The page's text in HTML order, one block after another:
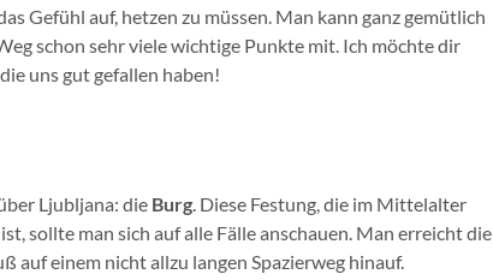
Gefühl auf, hetzen zu müssen. Man kann ganz gemütlich
schon sehr viele wichtige Punkte mit. Ich möchte dir
uns gut gefallen haben!
Ljubljana: die Burg. Diese Festung, die im Mittelalter
sollte man sich auf alle Fälle anschauen. Man erreicht die
auf einem nicht allzu langen Spazierweg hinauf.